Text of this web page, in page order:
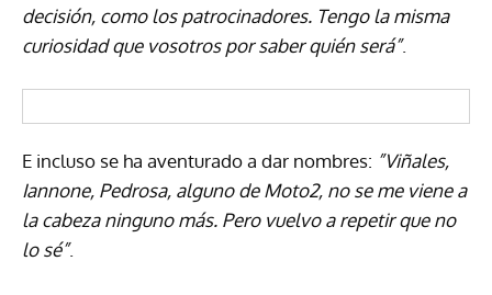
decisión, como los patrocinadores. Tengo la misma
curiosidad que vosotros por saber quién será”.
E incluso se ha aventurado a dar nombres: ”Viñales,
Iannone, Pedrosa, alguno de Moto2, no se me viene a
la cabeza ninguno más. Pero vuelvo a repetir que no
lo sé”.